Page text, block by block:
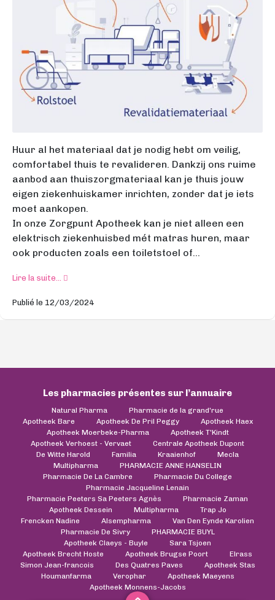
Huur al het materiaal dat je nodig hebt om veilig,
comfortabel thuis te revalideren. Dankzij ons ruime
aanbod aan thuiszorgmateriaal kan je thuis jouw
eigen ziekenhuiskamer inrichten, zonder dat je iets
moet aankopen.
In onze Zorgpunt Apotheek kan je niet alleen een
elektrisch ziekenhuisbed mét matras huren, maar
ook producten zoals een toiletstoel of...
Lire la suite...
Publié le 12/03/2024
Les pharmacies présentes sur l’annuaire
Natural Pharma
Pharmacie de la grand'rue
Apotheek Bare
Apotheek De Pril Peggy
Apotheek Haex
Apotheek Moerbeke-Pharma
Apotheek T'Kindt
Apotheek Verhoest - Vervaet
Centrale Apotheek Dupont
De Witte Harold
Familia Kraaienhof
Mecla
Multipharma
PHARMACIE ANNE HANSELIN
Pharmacie De La Cambre
Pharmacie Du College
Pharmacie Jacqueline Lenain
Pharmacie Peeters Sa Peeters Agnès
Pharmacie Zaman
Apotheek Dessein
Multipharma
Trap Jo
Frencken Nadine
Alsempharma
Van Den Eynde Karolien
Pharmacie De Sivry
PHARMACIE BUYL
Apotheek Claeys - Buyle
Sara Tsjoen
Apotheek Brecht Hoste
Apotheek Brugse Poort
Elrass
Simon Jean-francois
Des Quatres Paves
Apotheek Stas
Houmanfarma
Verophar
Apotheek Maeyens
Apotheek Monnens-Jacobs